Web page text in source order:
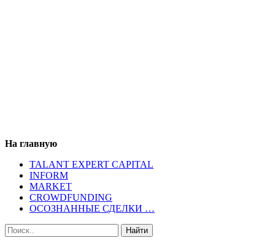
На главную
TALANT EXPERT CAPITAL
INFORM
MARKET
CROWDFUNDING
ОСОЗНАННЫЕ СДЕЛКИ …